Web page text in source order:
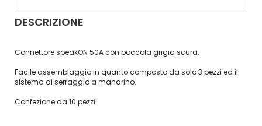
DESCRIZIONE
Connettore speakON 50A con boccola grigia scura.
Facile assemblaggio in quanto composto da solo 3 pezzi ed il
sistema di serraggio a mandrino.
Confezione da 10 pezzi.